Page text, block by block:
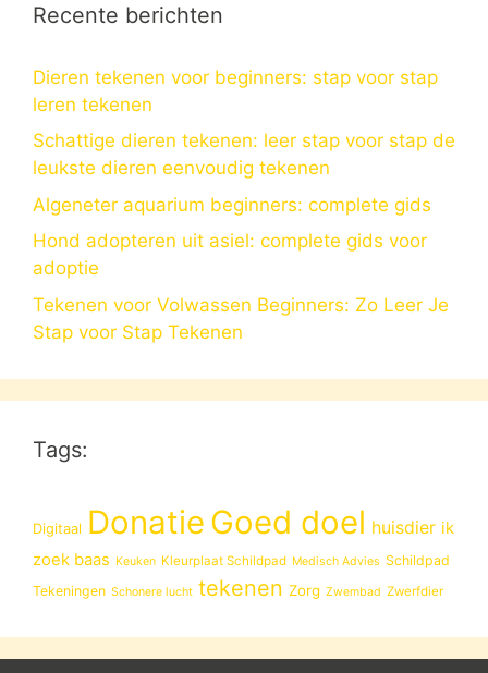
Recente berichten
Dieren tekenen voor beginners: stap voor stap
leren tekenen
Schattige dieren tekenen: leer stap voor stap de
leukste dieren eenvoudig tekenen
Algeneter aquarium beginners: complete gids
Hond adopteren uit asiel: complete gids voor
adoptie
Tekenen voor Volwassen Beginners: Zo Leer Je
Stap voor Stap Tekenen
Tags:
Digitaal Donatie Goed doel huisdier ik
zoek baas Keuken Kleurplaat Schildpad Medisch Advies Schildpad
Tekeningen Schonere lucht tekenen Zorg Zwembad Zwerfdier